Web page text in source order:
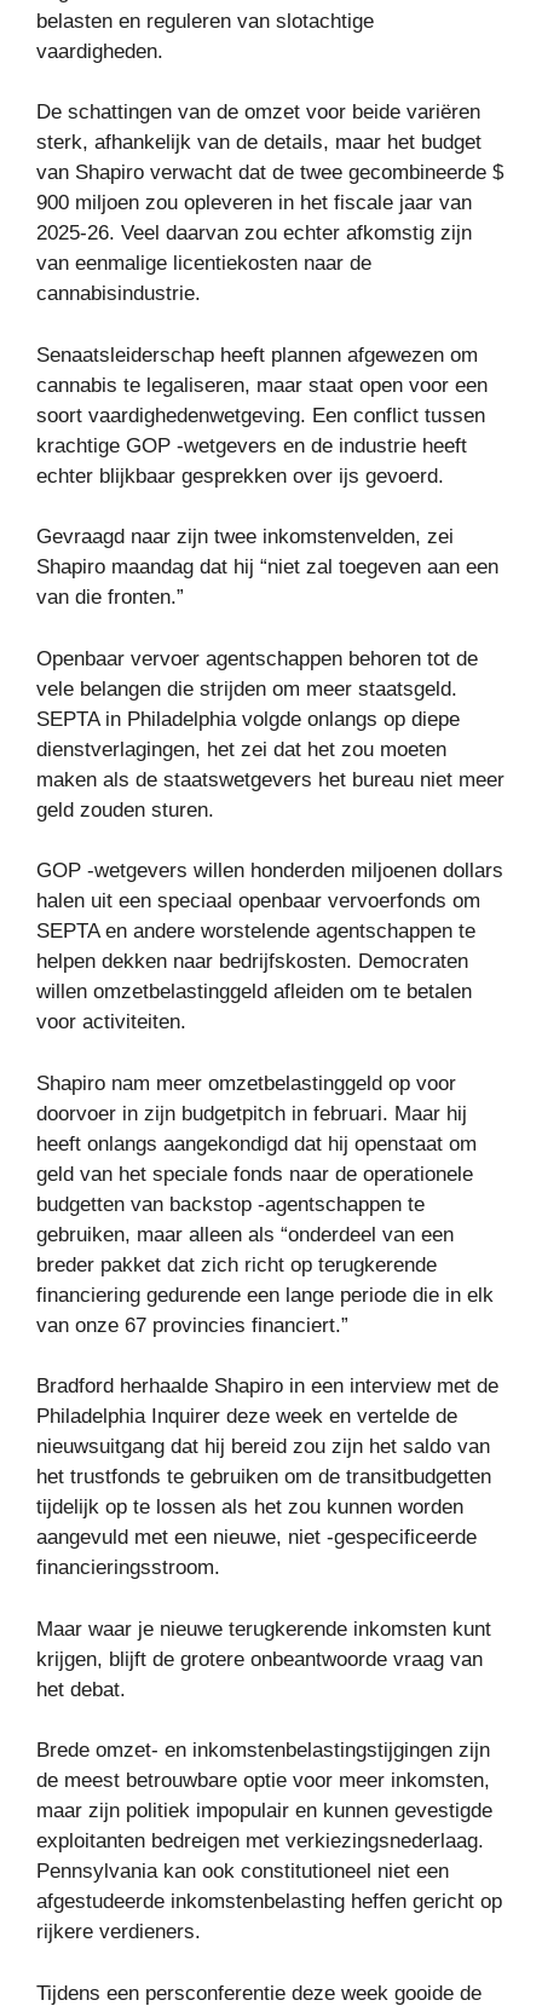
belasten en reguleren van slotachtige
vaardigheden.
De schattingen van de omzet voor beide variëren
sterk, afhankelijk van de details, maar het budget
van Shapiro verwacht dat de twee gecombineerde $
900 miljoen zou opleveren in het fiscale jaar van
2025-26. Veel daarvan zou echter afkomstig zijn
van eenmalige licentiekosten naar de
cannabisindustrie.
Senaatsleiderschap heeft plannen afgewezen om
cannabis te legaliseren, maar staat open voor een
soort vaardighedenwetgeving. Een conflict tussen
krachtige GOP -wetgevers en de industrie heeft
echter blijkbaar gesprekken over ijs gevoerd.
Gevraagd naar zijn twee inkomstenvelden, zei
Shapiro maandag dat hij “niet zal toegeven aan een
van die fronten.”
Openbaar vervoer agentschappen behoren tot de
vele belangen die strijden om meer staatsgeld.
SEPTA in Philadelphia volgde onlangs op diepe
dienstverlagingen, het zei dat het zou moeten
maken als de staatswetgevers het bureau niet meer
geld zouden sturen.
GOP -wetgevers willen honderden miljoenen dollars
halen uit een speciaal openbaar vervoerfonds om
SEPTA en andere worstelende agentschappen te
helpen dekken naar bedrijfskosten. Democraten
willen omzetbelastinggeld afleiden om te betalen
voor activiteiten.
Shapiro nam meer omzetbelastinggeld op voor
doorvoer in zijn budgetpitch in februari. Maar hij
heeft onlangs aangekondigd dat hij openstaat om
geld van het speciale fonds naar de operationele
budgetten van backstop -agentschappen te
gebruiken, maar alleen als “onderdeel van een
breder pakket dat zich richt op terugkerende
financiering gedurende een lange periode die in elk
van onze 67 provincies financiert.”
Bradford herhaalde Shapiro in een interview met de
Philadelphia Inquirer deze week en vertelde de
nieuwsuitgang dat hij bereid zou zijn het saldo van
het trustfonds te gebruiken om de transitbudgetten
tijdelijk op te lossen als het zou kunnen worden
aangevuld met een nieuwe, niet -gespecificeerde
financieringsstroom.
Maar waar je nieuwe terugkerende inkomsten kunt
krijgen, blijft de grotere onbeantwoorde vraag van
het debat.
Brede omzet- en inkomstenbelastingstijgingen zijn
de meest betrouwbare optie voor meer inkomsten,
maar zijn politiek impopulair en kunnen gevestigde
exploitanten bedreigen met verkiezingsnederlaag.
Pennsylvania kan ook constitutioneel niet een
afgestudeerde inkomstenbelasting heffen gericht op
rijkere verdieners.
Tijdens een persconferentie deze week gooide de